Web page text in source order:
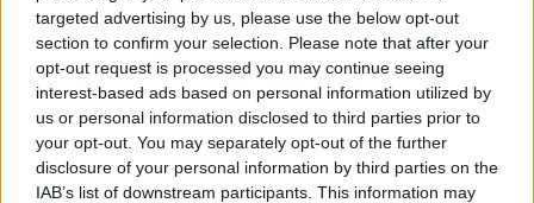
targeted advertising by us, please use the below opt-out
section to confirm your selection. Please note that after your
opt-out request is processed you may continue seeing
interest-based ads based on personal information utilized by
us or personal information disclosed to third parties prior to
your opt-out. You may separately opt-out of the further
disclosure of your personal information by third parties on the
IAB’s list of downstream participants. This information may
Οι Ολλανδοί σκόραραν (Ντεπάι, άνοιξε λογαριασμό ο
Ντε Γιονγκ), ο Φάτι επέστρεψε με γκολ μετά από 10
μήνες και η Μπαρτσελόνα κυριάρχησε απόλυτα της
Λεβάντε (3-0) επαναφέροντας τα χαμόγελα στο κοινό
του «Καμπ Νόου»